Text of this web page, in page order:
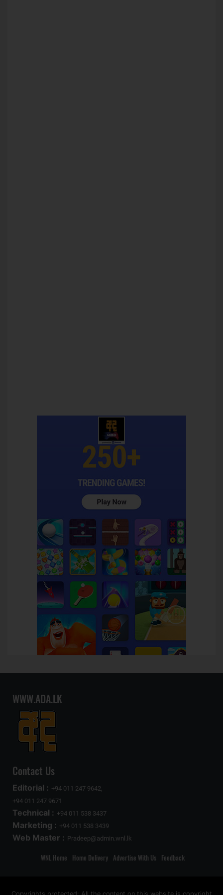
WWW.ADA.LK
Contact Us
Editorial : +94 011 247 9642,
+94 011 247 9671
Technical : +94 011 538 3437
Marketing : +94 011 538 3439
Web Master : Pradeep@admin.wnl.lk
WNL Home Home Delivery Advertise With Us Feedback